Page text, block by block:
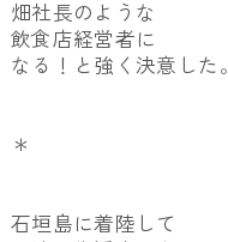
畑社長のような
飲食店経営者に
なる！と強く決意した。
＊
石垣島に着陸して